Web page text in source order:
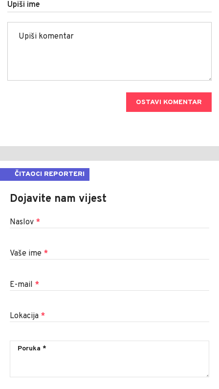
Upiši ime
OSTAVI KOMENTAR
ČITAOCI REPORTERI
Dojavite nam vijest
Naslov *
Vaše ime *
E-mail *
Lokacija *